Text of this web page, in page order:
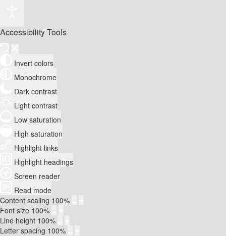
Accessibility Tools
Invert colors
Monochrome
Dark contrast
Light contrast
Low saturation
High saturation
Highlight links
Highlight headings
Screen reader
Read mode
Content scaling 100%
Font size 100%
Line height 100%
Letter spacing 100%